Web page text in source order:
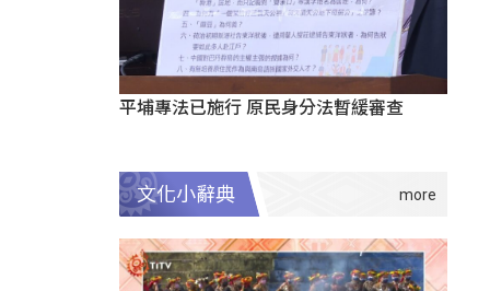
平埔專法已施行 原民身分法暫緩審查
文化小辭典